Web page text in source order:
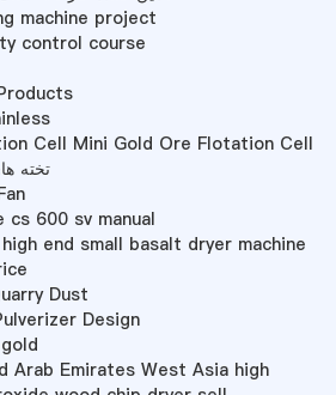
machine project
control course
Cell Mini Gold Ore Flotation Cell
تخته
cs 600 sv manual
end small basalt dryer machine
Dust
Design
Arab Emirates West Asia high